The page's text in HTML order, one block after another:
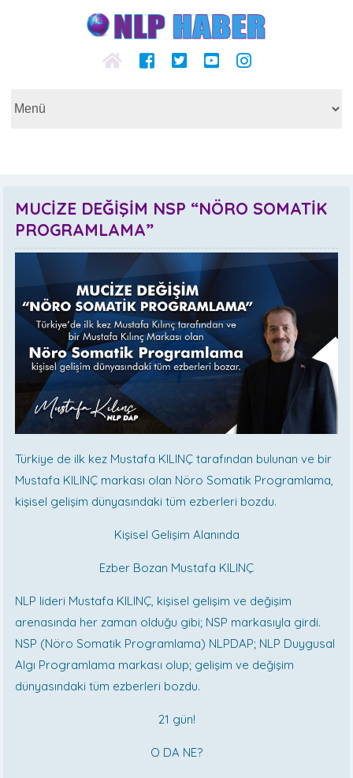
MUCİZE DEĞİŞİM NSP “NÖRO SOMATİK
PROGRAMLAMA”
Türkiye de ilk kez Mustafa KILINÇ tarafından bulunan ve bir
Mustafa KILINÇ markası olan Nöro Somatik Programlama,
kişisel gelişim dünyasındaki tüm ezberleri bozdu.
Kişisel Gelişim Alanında
Ezber Bozan Mustafa KILINÇ
NLP lideri Mustafa KILINÇ, kişisel gelişim ve değişim
arenasında her zaman olduğu gibi; NSP markasıyla girdi.
NSP (Nöro Somatik Programlama) NLPDAP; NLP Duygusal
Algı Programlama markası olup; gelişim ve değişim
dünyasındaki tüm ezberleri bozdu.
21 gün!
O DA NE?